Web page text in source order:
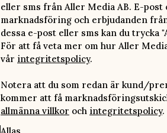
eller sms från Aller Media AB. E-post
marknadsföring och erbjudanden
dessa e-post eller sms kan du
För att få veta mer om hur Aller
vår integritetspolicy.
Notera att du som redan är kund/
kommer att få
allmänna villkor och integritetspolicy.